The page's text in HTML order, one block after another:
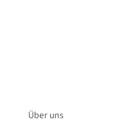
Über uns